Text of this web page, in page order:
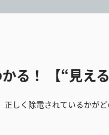
る！ 【“見え
しく除電されているかが